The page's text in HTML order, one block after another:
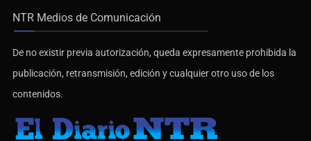
NTR Medios de Comunicación
De no existir previa autorización, queda expresamente prohibida la
publicación, retransmisión, edición y cualquier otro uso de los
contenidos.